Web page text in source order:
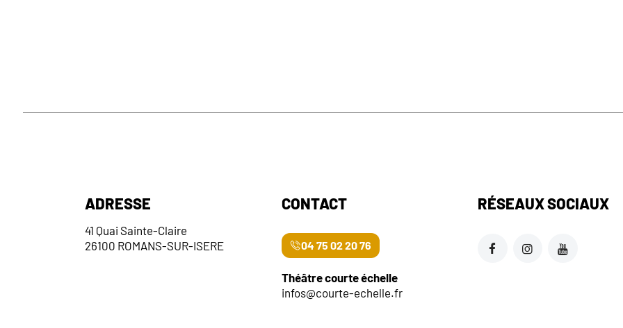
ADRESSE
41 Quai Sainte-Claire
26100 ROMANS-SUR-ISERE
CONTACT
04 75 02 20 76
Théâtre courte échelle
infos@courte-echelle.fr
RÉSEAUX SOCIAUX